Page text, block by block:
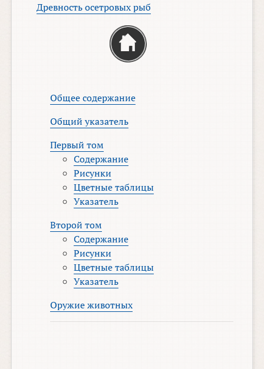
Древность осетровых рыб
Общее содержание
Общий указатель
Первый том
Содержание
Рисунки
Цветные таблицы
Указатель
Второй том
Содержание
Рисунки
Цветные таблицы
Указатель
Оружие животных